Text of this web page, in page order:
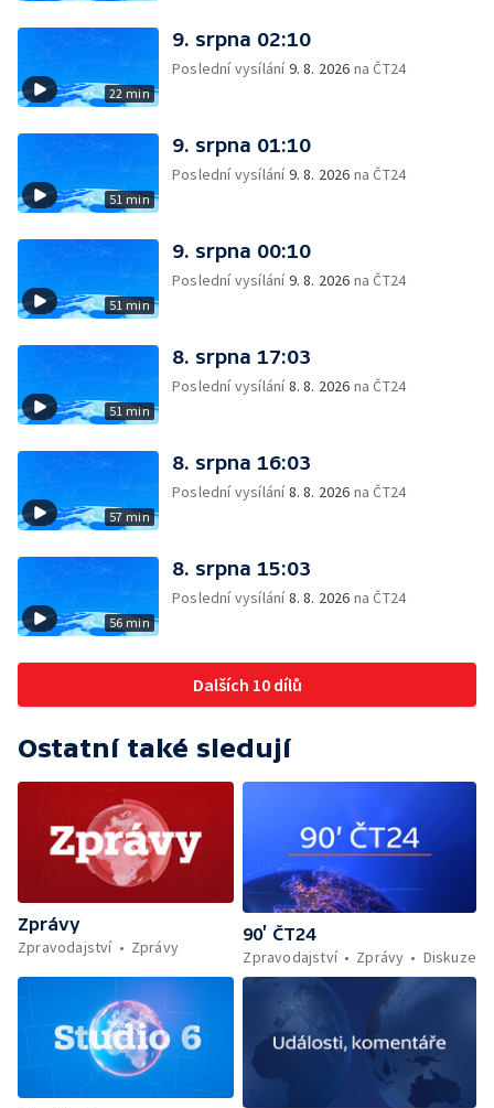
22 min
9. srpna 02:10
Poslední vysílání9. 8. 2026 na ČT24
51 min
9. srpna 01:10
Poslední vysílání9. 8. 2026 na ČT24
51 min
9. srpna 00:10
Poslední vysílání9. 8. 2026 na ČT24
51 min
8. srpna 17:03
Poslední vysílání8. 8. 2026 na ČT24
57 min
8. srpna 16:03
Poslední vysílání8. 8. 2026 na ČT24
56 min
8. srpna 15:03
Poslední vysílání8. 8. 2026 na ČT24
Dalších 10 dílů
Ostatní také sledují
Zprávy
Zpravodajství
Zprávy
90’ ČT24
Zpravodajství
Zprávy Diskuze